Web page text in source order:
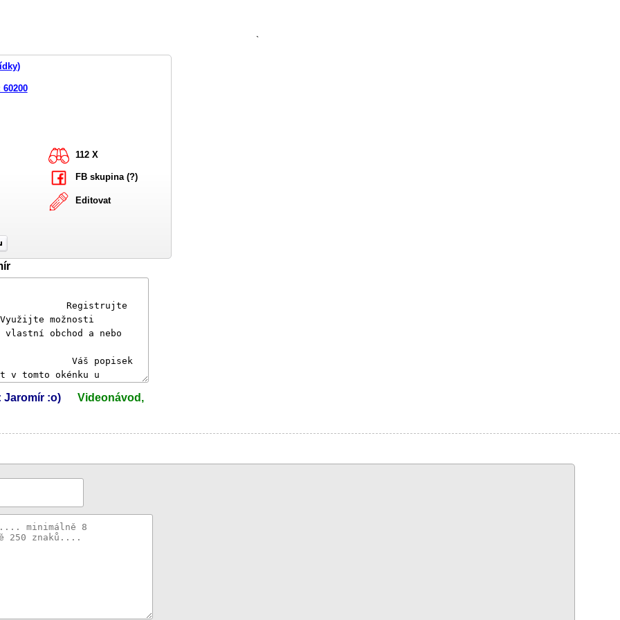
`
112 X
FB skupina (?)
Editovat
Jaromír :o) Videonávod,